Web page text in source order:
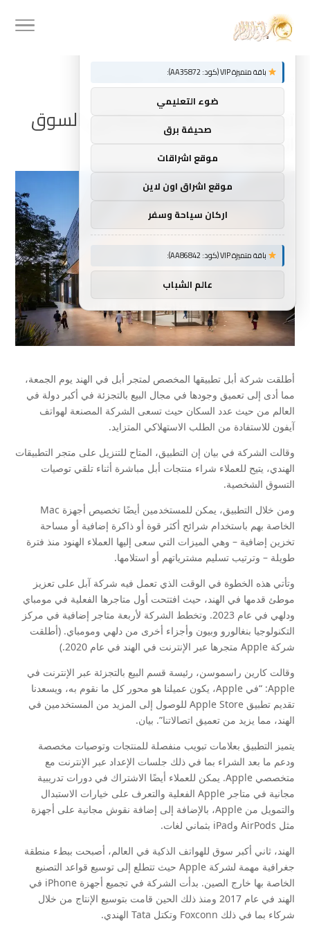
Home
»تقدم Apple تطبيق Store إلى السوق الهندية
تقدم Apple تطبيق Store إلى السوق
الهندية
أطلقت شركة أبل تطبيقها المخصص لمتجر أبل في الهند يوم الجمعة،
مما أدى إلى تعميق وجودها في مجال البيع بالتجزئة في أكبر دولة في
العالم من حيث عدد السكان حيث تسعى الشركة المصنعة لهواتف
آيفون للاستفادة من الطلب الاستهلاكي المتزايد.
وقالت الشركة في بيان إن التطبيق، المتاح للتنزيل على متجر التطبيقات
الهندي، يتيح للعملاء شراء منتجات أبل مباشرة أثناء تلقي توصيات
التسوق الشخصية.
ومن خلال التطبيق، يمكن للمستخدمين أيضًا تخصيص أجهزة Mac
الخاصة بهم باستخدام شرائح أكثر قوة أو ذاكرة إضافية أو مساحة
تخزين إضافية – وهي الميزات التي سعى إليها العملاء الهنود منذ فترة
طويلة – وترتيب تسليم مشترياتهم أو استلامها.
وتأتي هذه الخطوة في الوقت الذي تعمل فيه شركة آبل على تعزيز
موطئ قدمها في الهند، حيث افتتحت أول متاجرها الفعلية في مومباي
ودلهي في عام 2023. وتخطط الشركة لأربعة متاجر إضافية في مركز
التكنولوجيا بنغالورو وبيون وأجزاء أخرى من دلهي ومومباي. (أطلقت
شركة Apple متجرها عبر الإنترنت في الهند في عام 2020.)
وقالت كارين راسموسن، رئيسة قسم البيع بالتجزئة عبر الإنترنت في
Apple: “في Apple، يكون عميلنا هو محور كل ما نقوم به، ويسعدنا
تقديم تطبيق Apple Store للوصول إلى المزيد من المستخدمين في
الهند، مما يزيد من تعميق اتصالاتنا”. بيان.
يتميز التطبيق بعلامات تبويب منفصلة للمنتجات وتوصيات مخصصة
ودعم ما بعد الشراء بما في ذلك جلسات الإعداد عبر الإنترنت مع
متخصصي Apple. يمكن للعملاء أيضًا الاشتراك في دورات تدريبية
مجانية في متاجر Apple الفعلية والتعرف على خيارات الاستبدال
والتمويل من Apple، بالإضافة إلى إضافة نقوش مجانية على أجهزة
مثل AirPods وiPad بثماني لغات.
الهند، ثاني أكبر سوق للهواتف الذكية في العالم، أصبحت ببطء منطقة
جغرافية مهمة لشركة Apple حيث تتطلع إلى توسيع قواعد التصنيع
الخاصة بها خارج الصين. بدأت الشركة في تجميع أجهزة iPhone في
الهند في عام 2017 ومنذ ذلك الحين قامت بتوسيع الإنتاج من خلال
شركاء بما في ذلك Foxconn وتكتل Tata الهندي.
توصيات :
باقة متميزة VIP (كود: AA35872):
ضوء التعليمي
صحيفة برق
موقع اشراقات
موقع اشراق اون لاين
اركان سياحة وسفر
باقة متميزة VIP (كود: AA86842):
عالم الشباب